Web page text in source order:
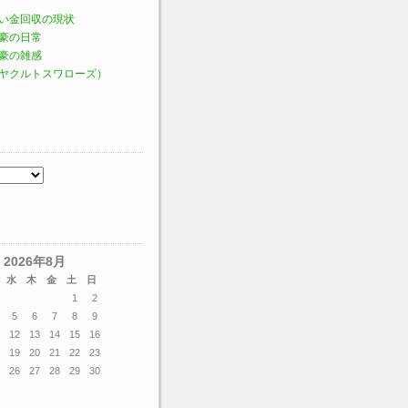
金回収の現状
の日常
の雑感
クルトスワローズ）
2026年8月
水 木 金 土
日
1
2
5
6 7 8
9
12
13 14 15
16
19
20 21 22
23
26
27 28 29 30